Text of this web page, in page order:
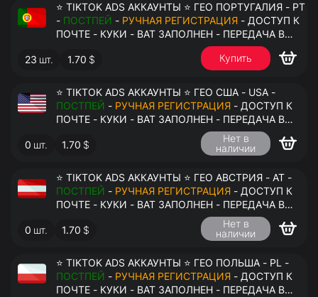
⭐ TIKTOK ADS АККАУНТЫ ⭐ ГЕО ПОРТУГАЛИЯ - PT
- ПОСТПЕЙ - РУЧНАЯ РЕГИСТРАЦИЯ
ПОЧТЕ - КУКИ - ВАТ ЗАПОЛНЕН - ПЕРЕДАЧА В
23 шт. 1.70 $ Купить
⭐ TIKTOK ADS АККАУНТЫ ⭐ ГЕО США - USA -
ПОСТПЕЙ - РУЧНАЯ РЕГИСТРАЦИЯ - ДОСТУП К
ПОЧТЕ - КУКИ - ВАТ ЗАПОЛНЕН - ПЕРЕДАЧА В
0 шт. 1.70 $
Нет в
наличии
⭐ TIKTOK ADS АККАУНТЫ ⭐ ГЕО АВСТРИЯ - AT -
ПОСТПЕЙ - РУЧНАЯ РЕГИСТРАЦИЯ - ДОСТУП К
ПОЧТЕ - КУКИ - ВАТ ЗАПОЛНЕН - ПЕРЕДАЧА В
0 шт. 1.70 $
Нет в
наличии
⭐ TIKTOK ADS АККАУНТЫ ⭐ ГЕО ПОЛЬША - PL -
ПОСТПЕЙ - РУЧНАЯ РЕГИСТРАЦИЯ - ДОСТУП К
ПОЧТЕ - КУКИ - ВАТ ЗАПОЛНЕН - ПЕРЕДАЧА В